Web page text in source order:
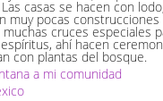
casas se hacen con
muy pocas construcciones
muchas cruces especiales
ahí hacen
con plantas del bosque.
a mi comunidad